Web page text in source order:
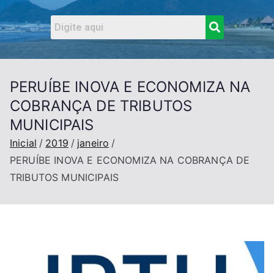
PERUÍBE INOVA E ECONOMIZA NA
COBRANÇA DE TRIBUTOS
MUNICIPAIS
Inicial 2019
janeiro
PERUÍBE INOVA E ECONOMIZA NA COBRANÇA DE
TRIBUTOS MUNICIPAIS